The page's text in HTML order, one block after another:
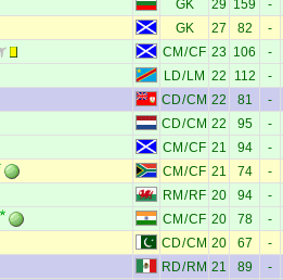
GK 29 159 -
GK 27 82 -
CM /CF 23 106 -
LD/ LM 22 112 -
CD/CM 22 81 -
CD/CM 22 95 -
CM /CF 21 94 -
CM /CF 21 74 -
RM / RF 20 94 -
CM /CF 20 78 -
CD/CM 20 67 -
RD/ RM 21 89 -